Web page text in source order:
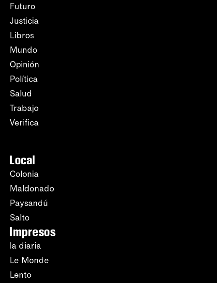
Futuro
Justicia
Libros
Mundo
Opinión
Política
Salud
Trabajo
Verifica
Local
Colonia
Maldonado
Paysandú
Salto
Impresos
la diaria
Le Monde
Lento